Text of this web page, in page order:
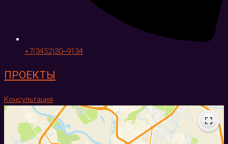
+7(3452)30‒9134
ПРОЕКТЫ
Консультация